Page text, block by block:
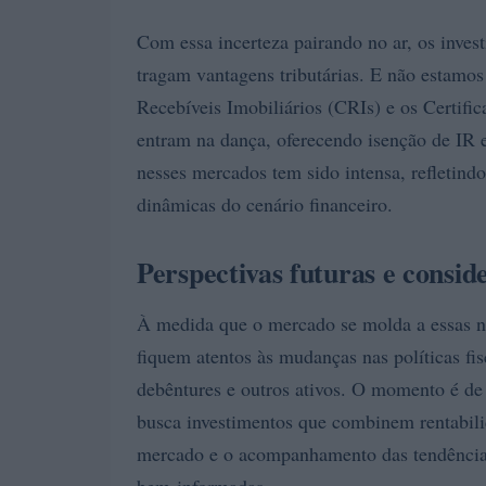
Com essa incerteza pairando no ar, os
tragam vantagens tributárias. E não
Recebíveis Imobiliários (CRIs) e os
entram na dança, oferecendo isenção de
nesses mercados tem sido intensa,
dinâmicas do cenário financeiro.
Perspectivas futuras e
À medida que o mercado se molda a essas
fiquem atentos às mudanças nas políticas
debêntures e outros ativos. O momento é
busca investimentos que combinem
mercado e o acompanhamento das